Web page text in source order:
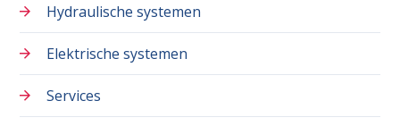
Hydraulische systemen
Elektrische systemen
Services